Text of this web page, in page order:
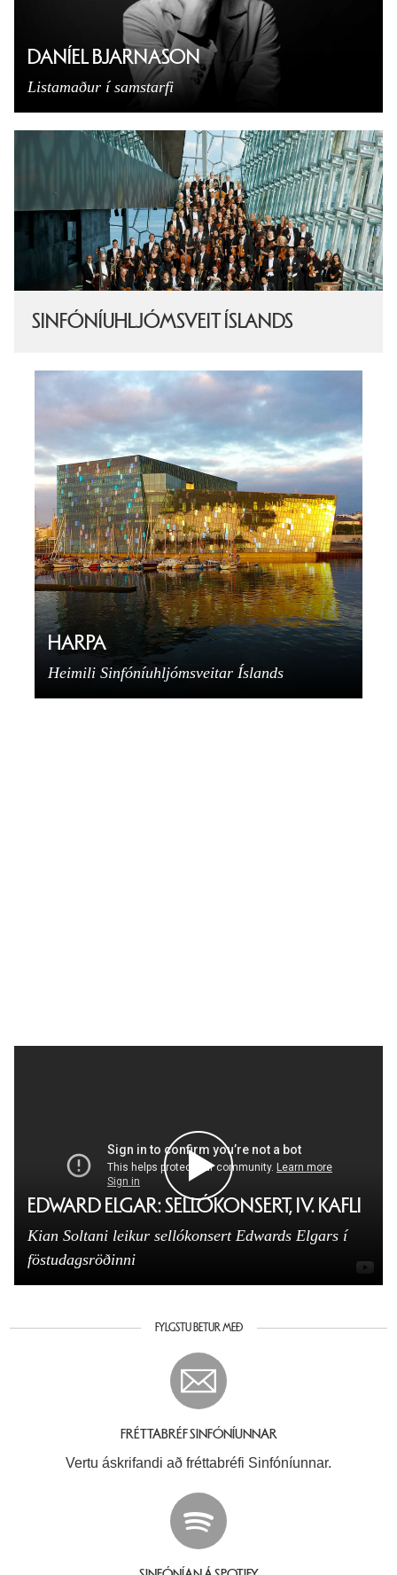
DANÍEL BJARNASON
Listamaður í samstarfi
SINFÓNÍUHLJÓMSVEIT ÍSLANDS
HARPA
Heimili Sinfóníuhljómsveitar Íslands
EDWARD ELGAR: SELLÓKONSERT, IV. KAFLI
Kian Soltani leikur sellókonsert Edwards Elgars í
föstudagsröðinni
FYLGSTU BETUR MEÐ
FRÉTTABRÉF SINFÓNÍUNNAR
Vertu áskrifandi að fréttabréfi Sinfóníunnar.